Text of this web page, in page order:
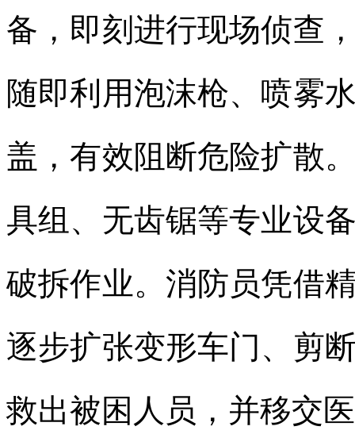
备，即刻进行现场侦查
随即利用泡沫枪、喷雾
盖，有效阻断危险扩散
具组、无齿锯等专业设
破拆作业。消防员凭借
逐步扩张变形车门、剪
救出被困人员，并移交